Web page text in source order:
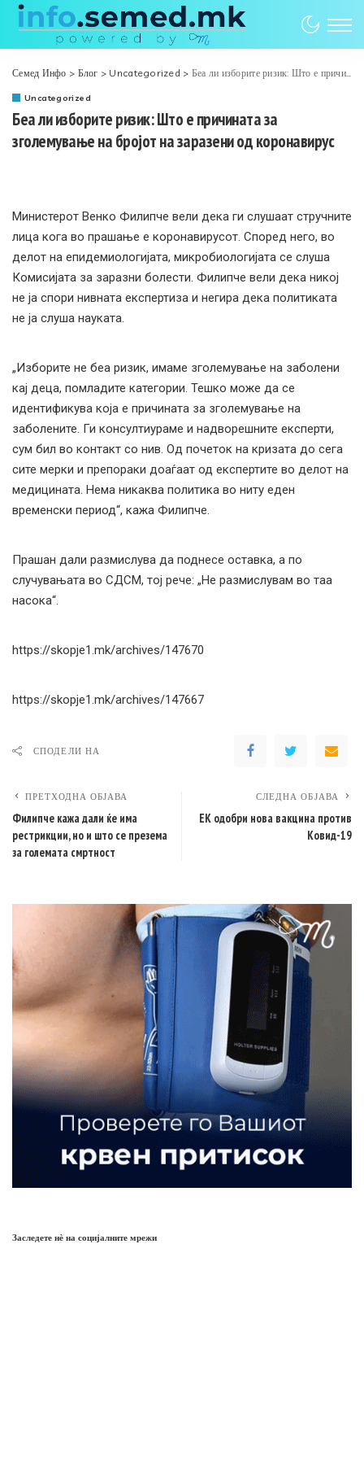
Семед Инфо > Блог > Uncategorized > Беа ли изборите ризик: Што е причината за зголемување на бројот на заразени од коронавирус
Uncategorized
Беа ли изборите ризик: Што е причината за
зголемување на бројот на заразени од коронавирус
Министерот Венко Филипче вели дека ги слушаат стручните
лица кога во прашање е коронавирусот. Според него, во
делот на епидемиологијата, микробиологијата се слуша
Комисијата за заразни болести. Филипче вели дека никој
не ја спори нивната експертиза и негира дека политиката
не ја слуша науката.
„Изборите не беа ризик, имаме зголемување на заболени
кај деца, помладите категории. Тешко може да се
идентификува која е причината за зголемување на
заболените. Ги консултиураме и надворешните експерти,
сум бил во контакт со нив. Од почеток на кризата до сега
сите мерки и препораки доаѓаат од експертите во делот на
медицината. Нема никаква политика во ниту еден
временски период“, кажа Филипче.
Прашан дали размислува да поднесе оставка, а по
случувањата во СДСМ, тој рече: „Не размислувам во таа
насока“.
https://skopje1.mk/archives/147670
https://skopje1.mk/archives/147667
СПОДЕЛИ НА
ПРЕТХОДНА ОБЈАВА
Филипче кажа дали ќе има
рестрикции, но и што се презема
за големата смртност
СЛЕДНА ОБЈАВА
ЕK одобри нова вакцина против
Ковид-19
Заследете нѐ на социјалните мрежи